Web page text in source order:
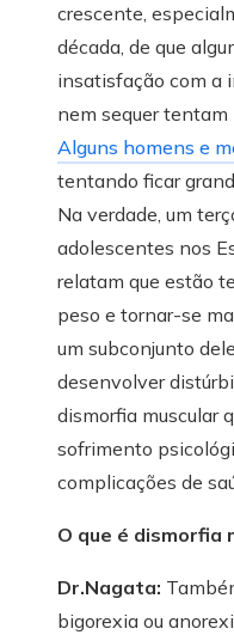
crescente,
década, de que
insatisfação com a
nem sequer tentam
Alguns homens e
tentando ficar
Na verdade, um
adolescentes nos
relatam que estão
peso e tornar-se
um subconjunto
desenvolver
dismorfia muscular
sofrimento
complicações de
O que é dismorfia
Dr.Nagata:
bigorexia ou